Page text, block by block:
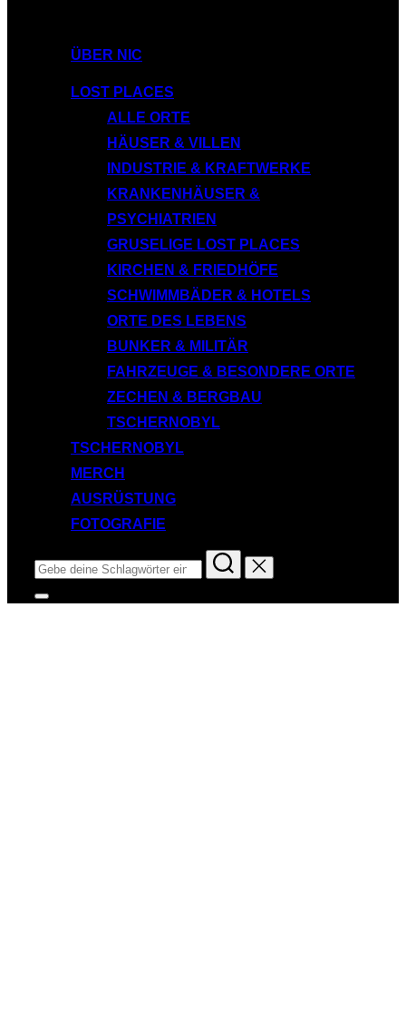
ÜBER NIC
LOST PLACES
ALLE ORTE
HÄUSER & VILLEN
INDUSTRIE & KRAFTWERKE
KRANKENHÄUSER &
PSYCHIATRIEN
GRUSELIGE LOST PLACES
KIRCHEN & FRIEDHÖFE
SCHWIMMBÄDER & HOTELS
ORTE DES LEBENS
BUNKER & MILITÄR
FAHRZEUGE & BESONDERE ORTE
ZECHEN & BERGBAU
TSCHERNOBYL
TSCHERNOBYL
MERCH
AUSRÜSTUNG
FOTOGRAFIE
Suchen
nach:
Seitenleiste